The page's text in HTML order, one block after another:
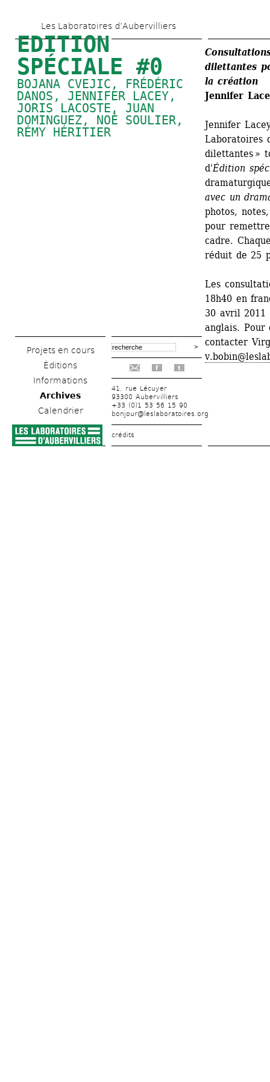
au
contenu
principal
Les Laboratoires d’Aubervilliers
EDITION
SPÉCIALE #0
BOJANA CVEJIC , FRÉDÉRIC
DANOS , JENNIFER LACEY,
JORIS LACOSTE , JUAN
DOMINGUEZ, NOÉ SOULIER,
RÉMY HÉRITIER
Projets en cours
Éditions
Informations
Archives
Calendrier
f t
41, rue Lécuyer
93300 Aubervilliers
+33 (0)1 53 56 15 90
bonjour@leslaboratoires.org
crédits
dilettantes
la création
Jennifer
Jennifer
Laboratoires
dilettantes »
d'Édition
avec un
photos,
pour
cadre.
réduit de 25
Les
18h40 en
30 avril 2011
anglais. Pour
contacter